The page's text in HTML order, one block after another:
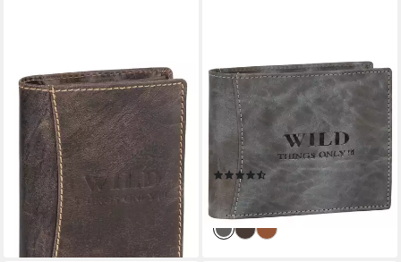
WILD THINGS ONLY !!!
Geldbörse Wild Things Only !!!
Leder Portemonnaie
Geldbörse Herren
Hochformat
19,95 €
lieferbar - in 3-4 Werktagen bei dir
WILD THINGS ONLY !!!
Geldbörse Wild Things Only !!!
Leder Portemonnaie
Geldbörse Herren
Querformat
(2)
19,95 €
lieferbar - in 3-4 Werktagen bei dir